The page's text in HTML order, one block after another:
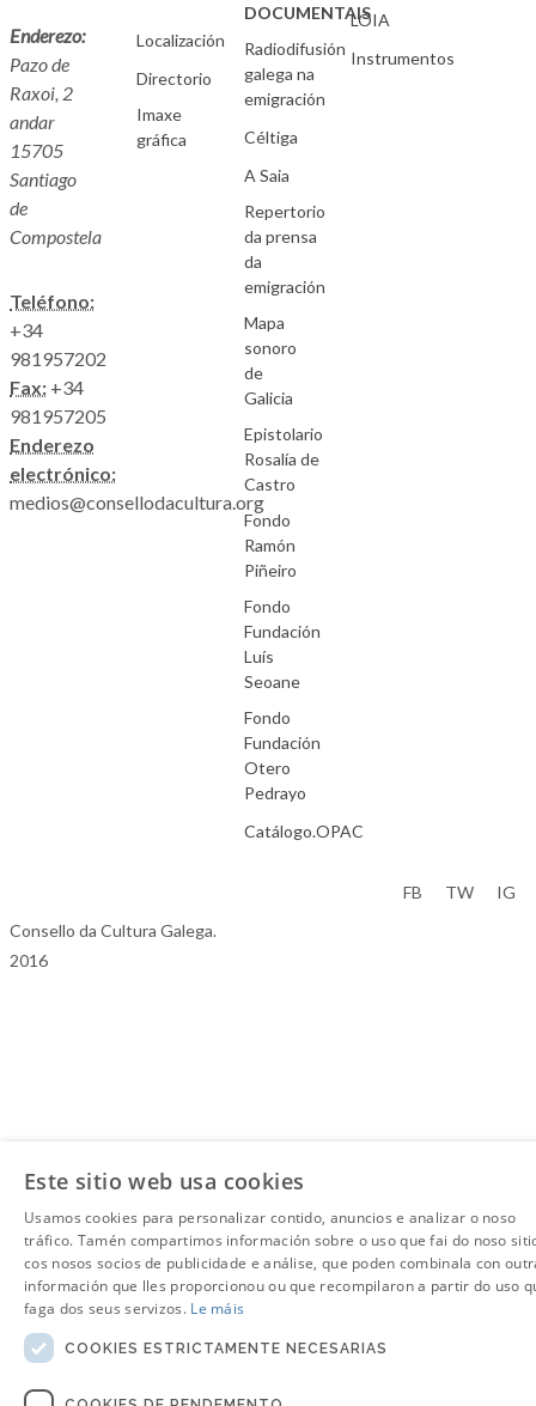
Enderezo:
Pazo de
Raxoi, 2
andar
15705
Santiago
de
Compostela
Teléfono:
+34
981957202
Fax: +34
981957205
Enderezo
electrónico:
medios@consellodacultura.org
Localización
Directorio
Imaxe
gráfica
DOCUMENTAIS
Radiodifusión
galega na
emigración
Céltiga
A Saia
Repertorio
da prensa
da
emigración
Mapa
sonoro
de
Galicia
Epistolario
Rosalía de
Castro
Fondo
Ramón
Piñeiro
Fondo
Fundación
Luís
Seoane
Fondo
Fundación
Otero
Pedrayo
Catálogo.OPAC
LOIA
Instrumentos
Consello da Cultura Galega.
2016
FB TW IG
Este sitio web usa cookies
Usamos cookies para personalizar contido, anuncios e analizar o noso
tráfico. Tamén compartimos información sobre o uso que fai do noso
cos nosos socios de publicidade e análise, que poden combinala con
información que lles proporcionou ou que recompilaron a partir do uso
faga dos seus servizos. Le máis
COOKIES ESTRICTAMENTE NECESARIAS